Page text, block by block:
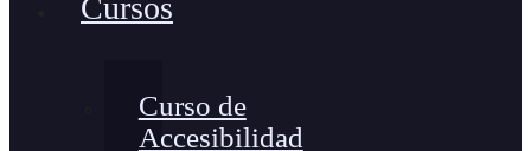
Cursos
Curso de
Accesibilidad